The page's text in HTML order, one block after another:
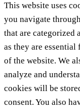
This website uses
you navigate
that are categorized
as they are
of the website. We
analyze and
cookies will be
consent. You also